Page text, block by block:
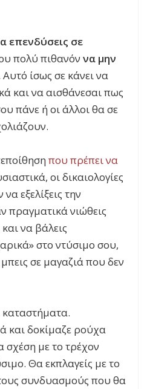
επενδύσεις σε
πολύ πιθανόν να μην
Αυτό ίσως σε κάνει να
και να αισθάνεσαι πως
πάνε ή οι άλλοι θα σε
που πρέπει να
οι δικαιολογίες
εξελίξεις την
πραγματικά νιώθεις
να βάλεις
στο ντύσιμο σου,
σε μαγαζιά που δεν
καταστήματα.
και δοκίμαζε ρούχα
σχέση με το τρέχον
Θα εκπλαγείς με το
συνδυασμούς που θα